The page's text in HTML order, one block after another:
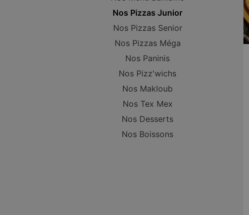
Nos Pizzas Junior
Nos Pizzas Senior
Nos Pizzas Méga
Nos Paninis
Nos Pizz'wichs
Nos Makloub
Nos Tex Mex
Nos Desserts
Nos Boissons